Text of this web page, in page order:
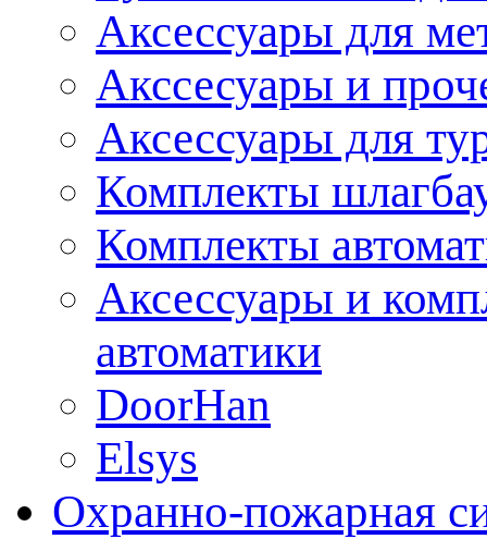
Аксессуары для
Акссесуары и
Аксессуары для
Комплекты
Комплекты
Аксессуары и
автоматики
DoorHan
Elsys
Охранно-пожарная